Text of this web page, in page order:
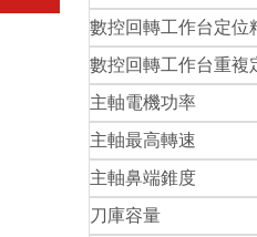
數控回轉工作台定位
數控回轉工作台重複
主軸電機功率
主軸最高轉速
主軸鼻端錐度
刀庫容量